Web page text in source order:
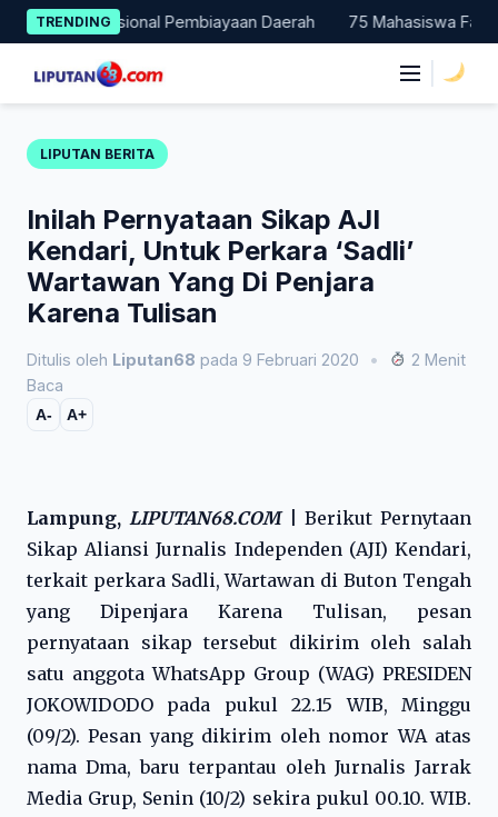
Skip
to
content
TRENDING
Nasional Pembiayaan Daerah 75 Mahasiswa Fakultas
LIPUTAN BERITA
Inilah Pernyataan Sikap AJI
Kendari, Untuk Perkara ‘Sadli’
Wartawan Yang Di Penjara
Karena Tulisan
Ditulis oleh Liputan68 pada 9 Februari 2020 •
2 Menit
Baca
A- A+
Lampung,LIPUTAN68.COM|
Berikut Pernytaan
Sikap Aliansi Jurnalis Independen (AJI) Kendari,
terkait perkara Sadli, Wartawan di Buton Tengah
yang Dipenjara Karena Tulisan, pesan
pernyataan sikap tersebut dikirim oleh salah
satu anggota WhatsApp Group (WAG) PRESIDEN
JOKOWIDODO pada pukul 22.15 WIB, Minggu
(09/2). Pesan yang dikirim oleh nomor WA atas
nama Dma, baru terpantau oleh Jurnalis Jarrak
Media Grup, Senin (10/2) sekira pukul 00.10. WIB.